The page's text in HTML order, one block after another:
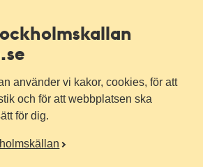
använder vi kakor, cookies, för att
och för att webbplatsen ska
för dig.